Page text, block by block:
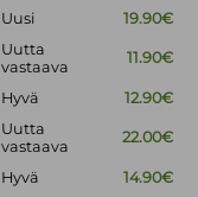
Uusi 19.90€
Uutta
vastaava
11.90€
Hyvä 12.90€
Uutta
vastaava
22.00€
Hyvä 14.90€